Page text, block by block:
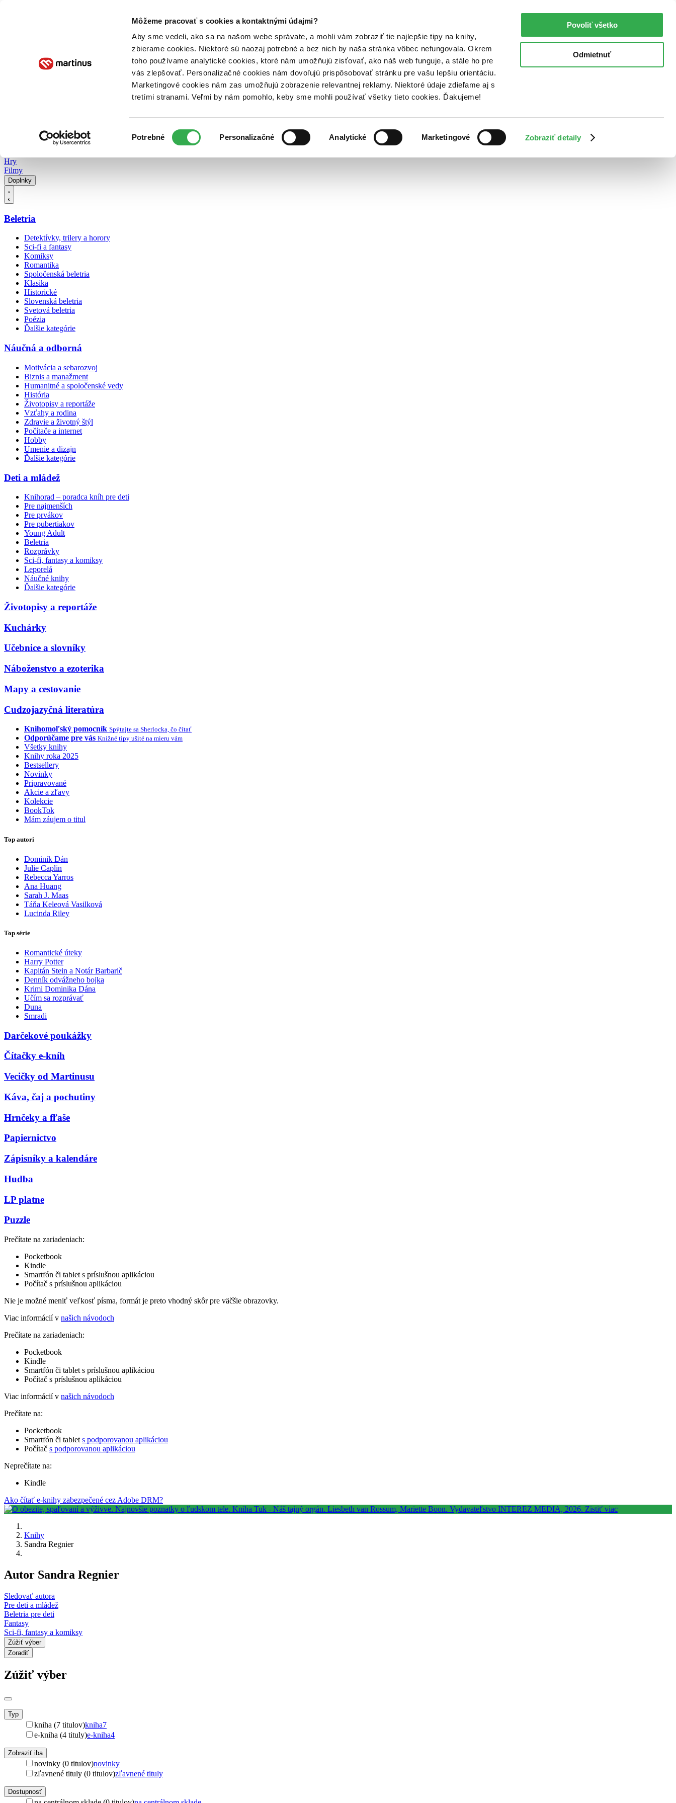
Môžeme pracovať s cookies a kontaktnými údajmi?
Aby sme vedeli, ako sa na našom webe správate, a mohli vám zobraziť tie najlepšie tipy na knihy,
zbierame cookies. Niektoré sú naozaj potrebné a bez nich by naša stránka vôbec nefungovala. Okrem
toho používame analytické cookies, ktoré nám umožňujú zisťovať, ako náš web funguje, a stále ho pre
vás zlepšovať. Personalizačné cookies nám dovoľujú prispôsobovať stránku pre vašu lepšiu orientáciu.
Marketingové cookies nám zas umožňujú zobrazenie relevantnej reklamy. Niektoré údaje zdieľame aj s
tretími stranami. Veľmi by nám pomohlo, keby sme mohli používať všetky tieto cookies. Ďakujeme!
súhlasu
Potrebné Personalizačné Analytické Marketingové Zobraziť detaily
Povoliť všetko
Odmietnuť
Poukážky Kontakt
Hry
Filmy
Doplnky
Beletria
Detektívky, trilery a horory
Sci-fi a fantasy
Komiksy
Romantika
Spoločenská beletria
Klasika
Historické
Slovenská beletria
Svetová beletria
Poézia
Ďalšie kategórie
Náučná a odborná
Motivácia a sebarozvoj
Biznis a manažment
Humanitné a spoločenské vedy
História
Životopisy a reportáže
Vzťahy a rodina
Zdravie a životný štýl
Počítače a internet
Hobby
Umenie a dizajn
Ďalšie kategórie
Deti a mládež
Knihorad – poradca kníh pre deti
Pre najmenších
Pre prvákov
Pre pubertiakov
Young Adult
Beletria
Rozprávky
Sci-fi, fantasy a komiksy
Leporelá
Náučné knihy
Ďalšie kategórie
Životopisy a reportáže
Kuchárky
Učebnice a slovníky
Náboženstvo a ezoterika
Mapy a cestovanie
Cudzojazyčná literatúra
Knihomoľský pomocník Spýtajte sa Sherlocka, čo čítať
Odporúčame pre vás Knižné tipy ušité na mieru vám
Všetky knihy
Knihy roka 2025
Bestsellery
Novinky
Pripravované
Akcie a zľavy
Kolekcie
BookTok
Mám záujem o titul
Top autori
Dominik Dán
Julie Caplin
Rebecca Yarros
Ana Huang
Sarah J. Maas
Táňa Keleová Vasilková
Lucinda Riley
Top série
Romantické úteky
Harry Potter
Kapitán Stein a Notár Barbarič
Denník odvážneho bojka
Krimi Dominika Dána
Učím sa rozprávať
Duna
Smradi
Darčekové poukážky
Čítačky e-kníh
Vecičky od Martinusu
Káva, čaj a pochutiny
Hrnčeky a fľaše
Papiernictvo
Zápisníky a kalendáre
Hudba
LP platne
Puzzle
Prečítate na zariadeniach:
Pocketbook
Kindle
Smartfón či tablet s príslušnou aplikáciou
Počítač s príslušnou aplikáciou
Nie je možné meniť veľkosť písma, formát je preto vhodný skôr pre väčšie obrazovky.
Viac informácií v našich návodoch
Prečítate na zariadeniach:
Pocketbook
Kindle
Smartfón či tablet s príslušnou aplikáciou
Počítač s príslušnou aplikáciou
Viac informácií v našich návodoch
Prečítate na:
Pocketbook
Smartfón či tablet s podporovanou aplikáciou
Počítač s podporovanou aplikáciou
Neprečítate na:
Kindle
Ako čítať e-knihy zabezpečené cez Adobe DRM?
Knihy
Sandra Regnier
Autor Sandra Regnier
Sledovať autora
Pre deti a mládež
Beletria pre deti
Fantasy
Sci-fi, fantasy a komiksy
Zúžiť výber
Zoradiť
Zúžiť výber
Typ
kniha (7 titulov)kniha7
e-kniha (4 tituly)e-kniha4
Zobraziť iba
novinky (0 titulov)novinky
zľavnené tituly (0 titulov)zľavnené tituly
Dostupnosť